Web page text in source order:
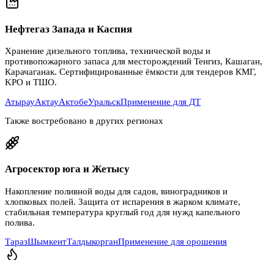
Нефтегаз Запада и Каспия
Хранение дизельного топлива, технической воды и
противопожарного запаса для месторождений Тенгиз, Кашаган,
Карачаганак. Сертифицированные ёмкости для тендеров КМГ,
KPO и ТШО.
АтырауАктауАктобеУральскПрименение для ДТ
Также востребовано в других регионах
Агросектор юга и Жетысу
Накопление поливной воды для садов, виноградников и
хлопковых полей. Защита от испарения в жарком климате,
стабильная температура круглый год для нужд капельного
полива.
ТаразШымкентТалдыкорганПрименение для орошения